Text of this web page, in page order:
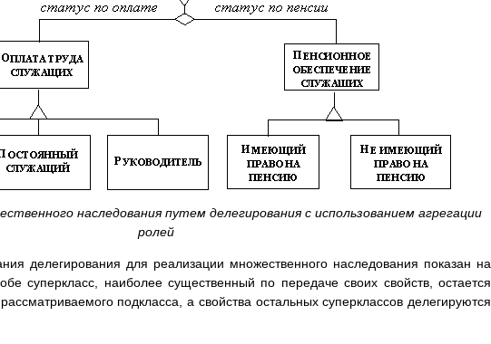
наследования путем делегирования с использованием агрегации
ролей
делегирования для реализации множественного наследования показан на
суперкласс, наиболее существенный по передаче своих свойств, остается
подкласса, а свойства остальных суперклассов делегируются